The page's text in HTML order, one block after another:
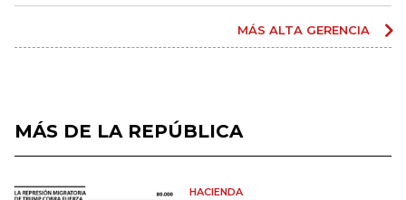
MÁS ALTA GERENCIA
MÁS DE LA REPÚBLICA
HACIENDA